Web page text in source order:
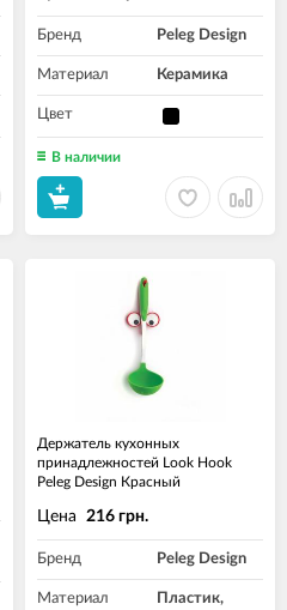
Бренд Peleg Design
Материал Керамика
Цвет
В наличии
Держатель кухонных
принадлежностей Look Hook
Peleg Design Красный
Цена 216 грн.
Бренд Peleg Design
Материал
Пластик,